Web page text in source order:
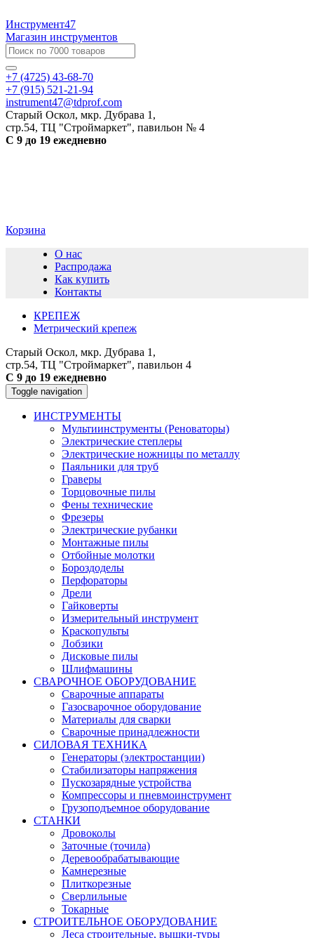
Инструмент47
Магазин инструментов
+7 (4725) 43-68-70
+7 (915) 521-21-94
instrument47@tdprof.com
Старый Оскол, мкр. Дубрава 1,
стр.54, ТЦ "Строймаркет", павильон № 4
С 9 до 19 ежедневно
Корзина
О нас
Распродажа
Как купить
Контакты
КРЕПЕЖ
Метрический крепеж
Старый Оскол, мкр. Дубрава 1,
стр.54, ТЦ "Строймаркет", павильон 4
С 9 до 19 ежедневно
Toggle navigation
ИНСТРУМЕНТЫ
Мультиинструменты (Реноваторы)
Электрические степлеры
Электрические ножницы по металлу
Паяльники для труб
Граверы
Торцовочные пилы
Фены технические
Фрезеры
Электрические рубанки
Монтажные пилы
Отбойные молотки
Бороздоделы
Перфораторы
Дрели
Гайковерты
Измерительный инструмент
Краскопульты
Лобзики
Дисковые пилы
Шлифмашины
СВАРОЧНОЕ ОБОРУДОВАНИЕ
Сварочные аппараты
Газосварочное оборудование
Материалы для сварки
Сварочные принадлежности
СИЛОВАЯ ТЕХНИКА
Генераторы (электростанции)
Стабилизаторы напряжения
Пускозарядные устройства
Компрессоры и пневмоинструмент
Грузоподъемное оборудование
СТАНКИ
Дровоколы
Заточные (точила)
Деревообрабатывающие
Камнерезные
Плиткорезные
Сверлильные
Токарные
СТРОИТЕЛЬНОЕ ОБОРУДОВАНИЕ
Леса строительные, вышки-туры